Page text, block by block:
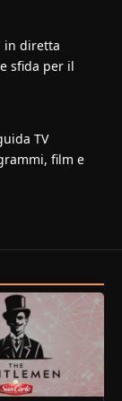
in diretta
sfida per il
TV
film e